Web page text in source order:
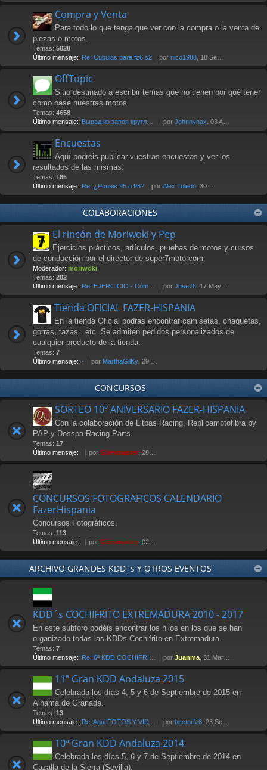
Compra y Venta
Para todo lo que tenga que ver con la compra o la venta de
piezas o motos.
Temas: 5828
Último mensaje: Re: Cupulas para fz6 s2 por nico1988 , 18 Sep 2025 07:03
OffTopic
Sitio destinado a escribir temas que no tienen por qué tener
como base nuestras motos.
Temas: 4658
Último mensaje: Вывод из запоя круглосуточно … por Johnnynax , 03 Ago 2026 17:29
Encuestas
Aquí podréis publicar vuestras encuestas y ver los
resultados de las mismas.
Temas: 185
Último mensaje: Re: ¿Poneis 95 o 98? por Alex Toledo , 30 Oct 2021 23:23
COLABORACIONES
El rincón de Moriwoki y Pep
Ejercicios prácticos, artículos, pruebas de motos y cursos
de conducción por el director de super7moto.com.
Moderador: moriwoki
Temas: 282
Último mensaje: Re: EJERCICIO - Cómo frenar. … por Jose76 , 17 May 2018 00:17
Tienda OFICIAL FAZER-HISPANIA
En la tienda Oficial podrás encontrar camisetas, chaquetas,
gorras, tazas...etc. Se admiten pedidos personalizados de
cualquier producto de la tienda.
Temas: 7
Último mensaje: - por MarthaGilKy , 29 Jul 2026 12:38
CONCURSOS
SORTEO 10º ANIVERSARIO FAZER-HISPANIA
Con la colaboración de Litbas Racing, Replicamotofibra by
PAP y Dosspa Racing Parts.
Temas: 17
Último mensaje:
por Güesmaster , 28 Nov 2011 20:13
CONCURSOS FOTOGRAFICOS CALENDARIO
FazerHispania
Concursos Fotográficos.
Temas: 113
Último mensaje:
por Güesmaster , 02 May 2012 21:07
ARCHIVO GRANDES KDD´s Y OTROS EVENTOS
KDD´s COCHIFRITO EXTREMADURA 2010 - 2017
En este subforo podéis encontrar los hilos en los que se han
organizado todas las KDDs Cochifrito en Extremadura.
Temas: 7
Último mensaje: Re: 6ª KDD COCHIFRITO 1-abri… por Juanma , 31 Mar 2017 00:14
11ª Gran KDD Andaluza 2015
Celebrada los días 4, 5 y 6 de Septiembre de 2015 en
Alhama de Granada.
Temas: 13
Último mensaje: Re: Aqui FOTOS Y VIDEOS por hectorfz6 , 23 Sep 2015 12:48
10ª Gran KDD Andaluza 2014
Celebrada los días 5, 6 y 7 de Septiembre de 2014 en
Cazalla de la Sierra (Sevilla).